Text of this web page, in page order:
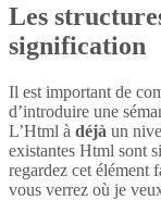
Les
signification
Il est important de
d’introduire une
L’Html à déjà un
existantes Html sont
regardez cet élément
vous verrez où je